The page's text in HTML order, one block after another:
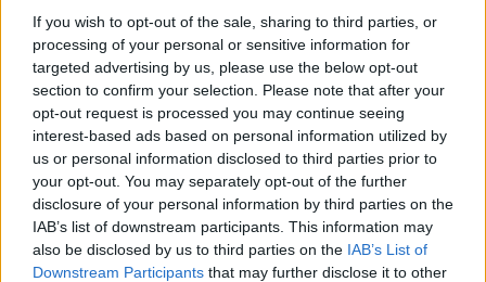
If you wish to opt-out of the sale, sharing to third parties, or
processing of your personal or sensitive information for
targeted advertising by us, please use the below opt-out
section to confirm your selection. Please note that after your
opt-out request is processed you may continue seeing
interest-based ads based on personal information utilized by
us or personal information disclosed to third parties prior to
your opt-out. You may separately opt-out of the further
disclosure of your personal information by third parties on the
IAB’s list of downstream participants. This information may
also be disclosed by us to third parties on the IAB’s List of
Downstream Participants that may further disclose it to other
Γευσιγνωσία παραδοσιακών
προϊόντων από την οικοτεχνία «Το
Στυψανό» την Κυριακή 9
Αυγούστου στο Σίγρι
Στο Πανελλήνιον έκθεση
σύνδεσης του σήμερα της
Μυτιλήνης με το χθες
Μια έκθεση διοργανωμένη από τον
Εμπορικό Σύλλογο Μυτιλήνης